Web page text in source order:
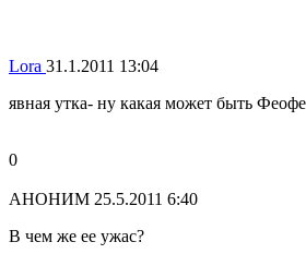
Lora 31.1.2011 13:04
явная утка- ну какая может быть
0
АНОНИМ 25.5.2011 6:40
В чем же ее ужас?